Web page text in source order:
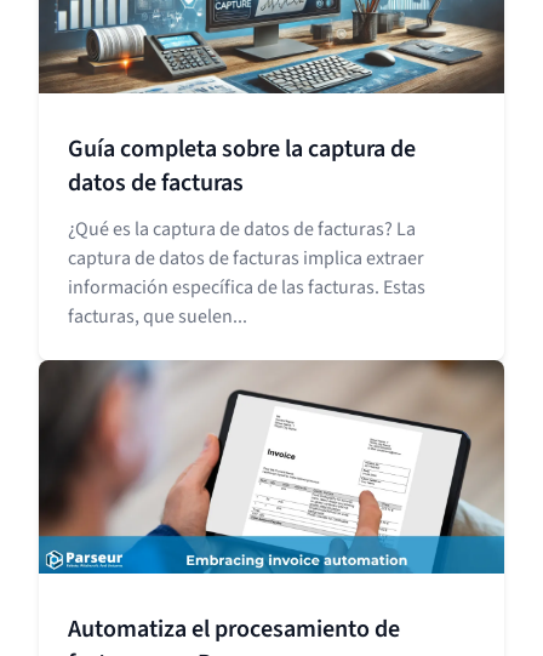
Guía completa sobre la captura de
datos de facturas
¿Qué es la captura de datos de facturas? La
captura de datos de facturas implica extraer
información específica de las facturas. Estas
facturas, que suelen...
Automatiza el procesamiento de